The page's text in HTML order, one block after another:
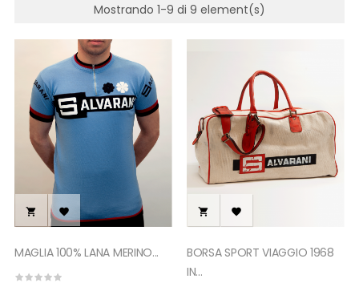
Mostrando 1-9 di 9 element(s)
 
MAGLIA 100% LANA MERINO...
 
BORSA SPORT VIAGGIO 1968
IN...